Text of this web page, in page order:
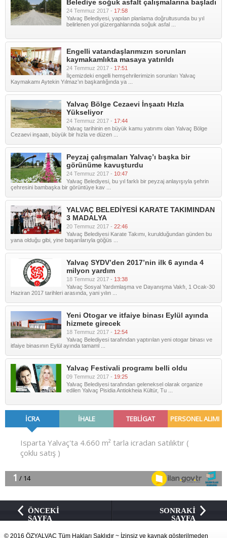
Belediye soğuk asfalt çalışmalarına başladı
24 Temmuz 2017 - 17:58
Yalvaç Belediyesi, yapılan planlama doğrultusunda bu yıl
belirlenen yol güzergahlarında soğuk asfal ...
Engelli vatandaşlarımızın sorunları
kaymakamlıkta masaya yatırıldı
24 Temmuz 2017 - 17:51
İlçemizdeki engelli hemşehrilerimizin sorunları Yalvaç
Kaymakamı Aytekin Yılmaz’ın başkanlığında ya ...
Yalvaç Bölge Cezaevi İnşaatı Hızla
Yükseliyor
24 Temmuz 2017 - 17:44
Yalvaç tarihinin en büyük kamu yatırımı olan Yalvaç Bölge
Cezaevi inşaatı, büyük bir hızla ve düzen ...
Peyzaj çalışmaları Yalvaç’ı başka bir
görünüme kavuşturdu
24 Temmuz 2017 - 10:47
Yalvaç Belediyesi, bu yıl farklı bir peyzaj anlayışıyla şehrin
çehresini bambaşka bir görüntüye kav ...
YALVAÇ BELEDİYESİ KARATE TAKIMINDAN
3 MADALYA
20 Temmuz 2017 - 22:46
Yalvaç Belediyesi Karate Takımı, kurulduğundan günden bu
yana olduğu gibi, yine başarılarıyla göğüs ...
Yalvaç SYDV’den 2017’nin ilk 6 ayında 4
milyon yardım
18 Temmuz 2017 - 13:38
Yalvaç Sosyal Yardımlaşma ve Dayanışma Vakfı, 1 Ocak-30
Haziran 2017 tarihleri arasında, yani yılın ...
Yeni Otogar ve itfaiye binası Eylül ayında
hizmete girecek
18 Temmuz 2017 - 12:54
Yalvaç Belediyesi tarafından yaptırılan yeni otogar binası ve
itfaiye binasının Eylül ayında tamaml ...
Yalvaç Festivali programı belli oldu
09 Temmuz 2017 - 19:25
Yalvaç Belediyesi tarafından geleneksel olarak organize
edilen Yalvaç Pisidia Antiokheia Kültür, Tu ...
ÖNCEKİ
SAYFA
SONRAKİ
SAYFA
© 2016 ÖZYALVAÇ Tüm Hakları Saklıdır ~ İzinsiz ve kaynak gösterilmeden